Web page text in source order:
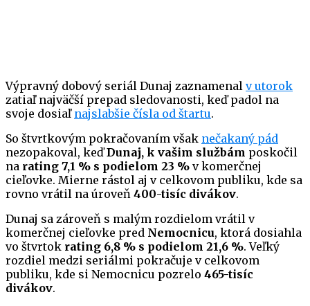
Výpravný dobový seriál Dunaj zaznamenal v utorok
zatiaľ najväčší prepad sledovanosti, keď padol na
svoje dosiaľ najslabšie čísla od štartu.
So štvrtkovým pokračovaním však nečakaný pád
nezopakoval, keďDunaj, k vašim službám poskočil
na rating 7,1 % s podielom 23 % v komerčnej
cieľovke. Mierne rástol aj v celkovom publiku, kde sa
rovno vrátil na úroveň 400-tisíc divákov.
Dunaj sa zároveň s malým rozdielom vrátil v
komerčnej cieľovke pred Nemocnicu, ktorá dosiahla
vo štvrtok rating 6,8 % s podielom 21,6 %. Veľký
rozdiel medzi seriálmi pokračuje v celkovom
publiku, kde si Nemocnicu pozrelo 465-tisíc
divákov.